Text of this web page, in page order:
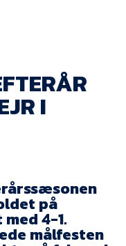
I
på
4-1.
målfesten